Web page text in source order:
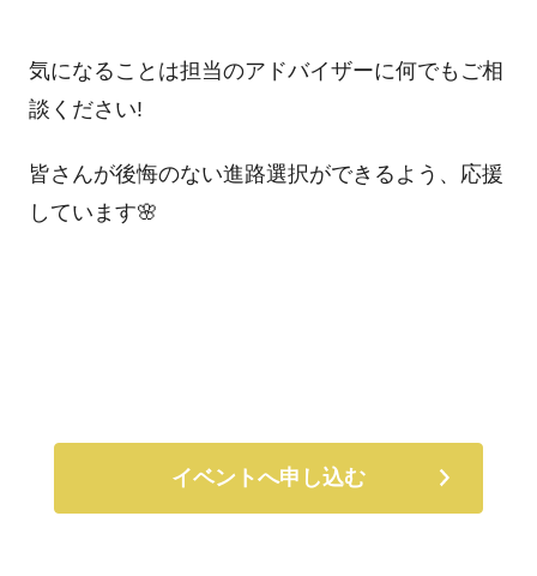
気になることは担当のアドバイザーに何でもご相
談ください!
皆さんが後悔のない進路選択ができるよう、応援
しています🌸
イベントへ申し込む